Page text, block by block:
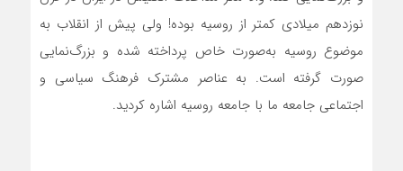
نوزدهم میلادی کمتر از روسیه بوده! ولی پیش از انقلاب به
موضوع روسیه به‌صورت خاص پرداخته شده و بزرگ‌نمایی‌
صورت گرفته است. به عناصر مشترک فرهنگ سیاسی و
اجتماعی جامعه ما با جامعه روسیه اشاره کردید.